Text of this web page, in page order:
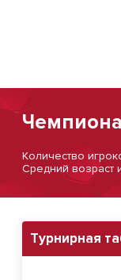
Количество
Средний возраст
Турнирная